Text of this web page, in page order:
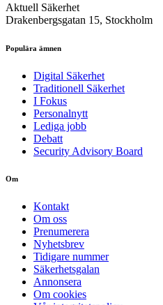
Aktuell Säkerhet
Drakenbergsgatan 15, Stockholm
Populära ämnen
Digital Säkerhet
Traditionell Säkerhet
I Fokus
Personalnytt
Lediga jobb
Debatt
Security Advisory Board
Om
Kontakt
Om oss
Prenumerera
Nyhetsbrev
Tidigare nummer
Säkerhetsgalan
Annonsera
Om cookies